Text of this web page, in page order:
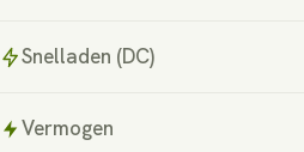
Snelladen (DC)
Vermogen